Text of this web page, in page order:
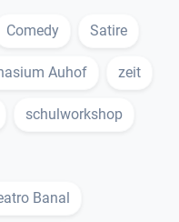
Comedy Satire
Auhof zeit
schulworkshop
Banal